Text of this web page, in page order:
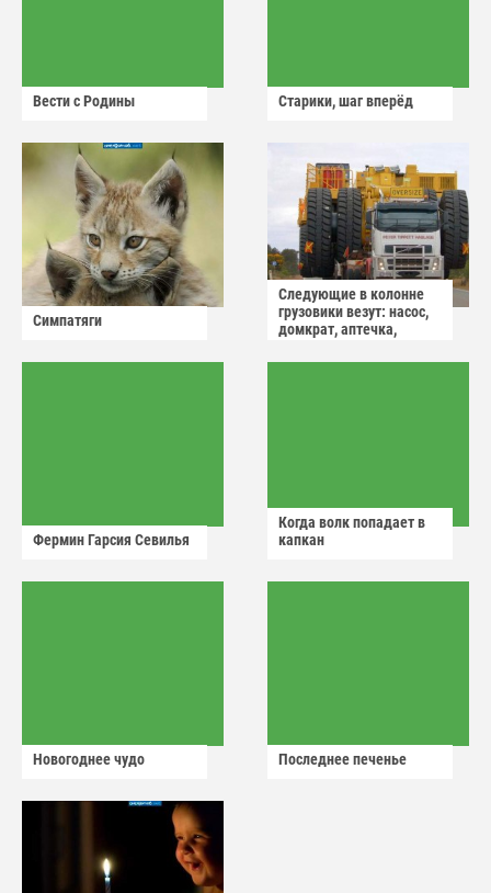
Вести с Родины Старики, шаг вперёд
Симпатяги
Следующие в колонне
грузовики везут: насос,
домкрат, аптечка,
Фермин Гарсия Севилья
Когда волк попадает в
капкан
Новогоднее чудо Последнее печенье